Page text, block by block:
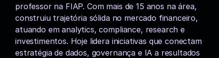
professor na FIAP. Com mais de 15 anos na área,
construiu trajetória sólida no mercado financeiro,
atuando em analytics, compliance, research e
investimentos. Hoje lidera iniciativas que conectam
estratégia de dados, governança e IA a resultados